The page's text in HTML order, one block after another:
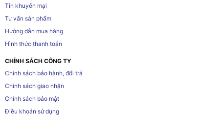
Tin khuyến mại
Tư vấn sản phẩm
Hướng dẫn mua hàng
Hình thức thanh toán
CHÍNH SÁCH CÔNG TY
Chính sách bảo hành, đổi trả
Chính sách giao nhận
Chính sách bảo mật
Điều khoản sử dụng